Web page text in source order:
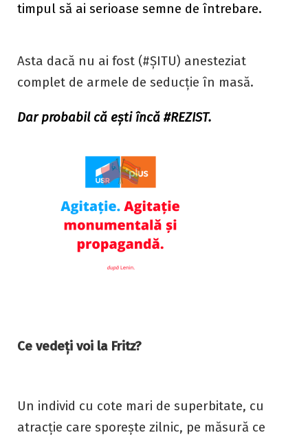
timpul să ai serioase semne de întrebare.
Asta dacă nu ai fost (#ȘITU) anesteziat
complet de armele de seducție în masă.
Dar probabil că ești încă #REZIST.
Ce vedeți voi la Fritz?
Un individ cu cote mari de superbitate, cu
atracție care sporește zilnic, pe măsură ce